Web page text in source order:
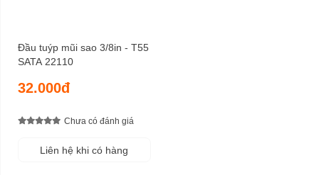
Đầu tuýp mũi sao 3/8in - T55
SATA 22110
32.000đ
Chưa có đánh giá
Liên hệ khi có hàng